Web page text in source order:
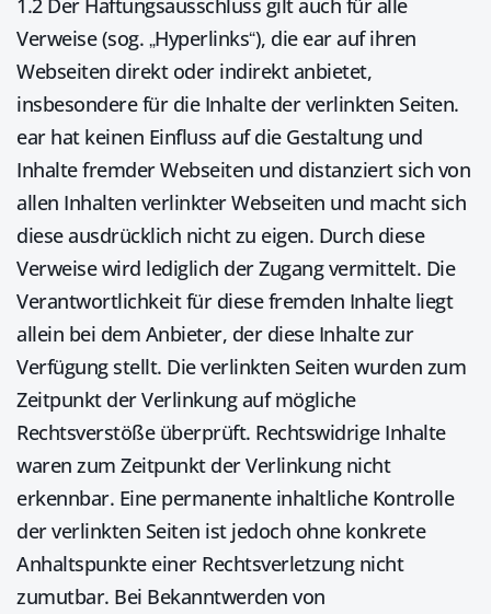
1.2 Der Haftungsausschluss gilt auch für alle
Verweise (sog. „Hyperlinks“), die ear auf ihren
Webseiten direkt oder indirekt anbietet,
insbesondere für die Inhalte der verlinkten Seiten.
ear hat keinen Einfluss auf die Gestaltung und
Inhalte fremder Webseiten und distanziert sich von
allen Inhalten verlinkter Webseiten und macht sich
diese ausdrücklich nicht zu eigen. Durch diese
Verweise wird lediglich der Zugang vermittelt. Die
Verantwortlichkeit für diese fremden Inhalte liegt
allein bei dem Anbieter, der diese Inhalte zur
Verfügung stellt. Die verlinkten Seiten wurden zum
Zeitpunkt der Verlinkung auf mögliche
Rechtsverstöße überprüft. Rechtswidrige Inhalte
waren zum Zeitpunkt der Verlinkung nicht
erkennbar. Eine permanente inhaltliche Kontrolle
der verlinkten Seiten ist jedoch ohne konkrete
Anhaltspunkte einer Rechtsverletzung nicht
zumutbar. Bei Bekanntwerden von